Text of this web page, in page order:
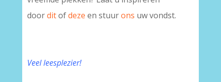
doorditofdeze en stuurons uw vondst.
Veel leesplezier!